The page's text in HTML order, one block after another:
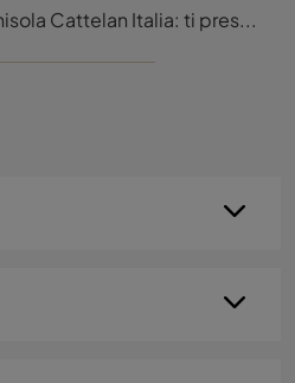
Salotti e divani con penisola Cattelan Italia: ti presentiamo il modello Craig in tessuto per valorizzare il living.